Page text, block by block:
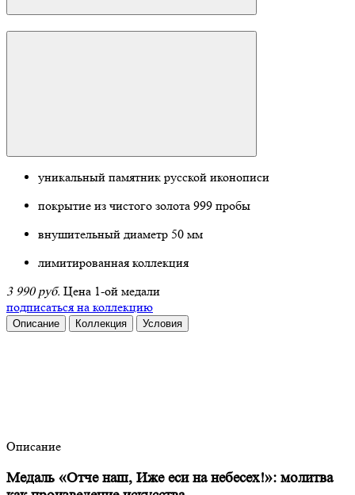
уникальный памятник русской иконописи
покрытие из чистого золота 999 пробы
внушительный диаметр 50 мм
лимитированная коллекция
3 990 руб. Цена 1-ой медали
подписаться на коллекцию
Описание Коллекция Условия
Описание
Медаль «Отче наш, Иже еси на небесех!»: молитва